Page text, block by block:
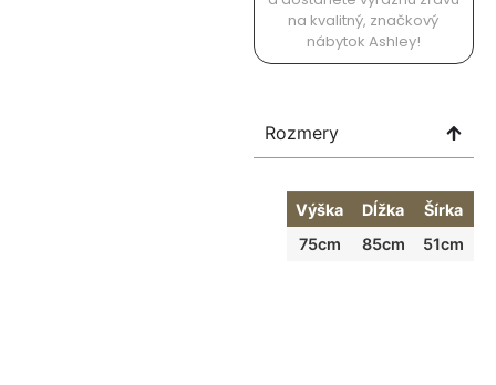
na kvalitný, značkový
nábytok Ashley!
Rozmery
Výška Dĺžka
Šírka
75cm
85cm 51cm